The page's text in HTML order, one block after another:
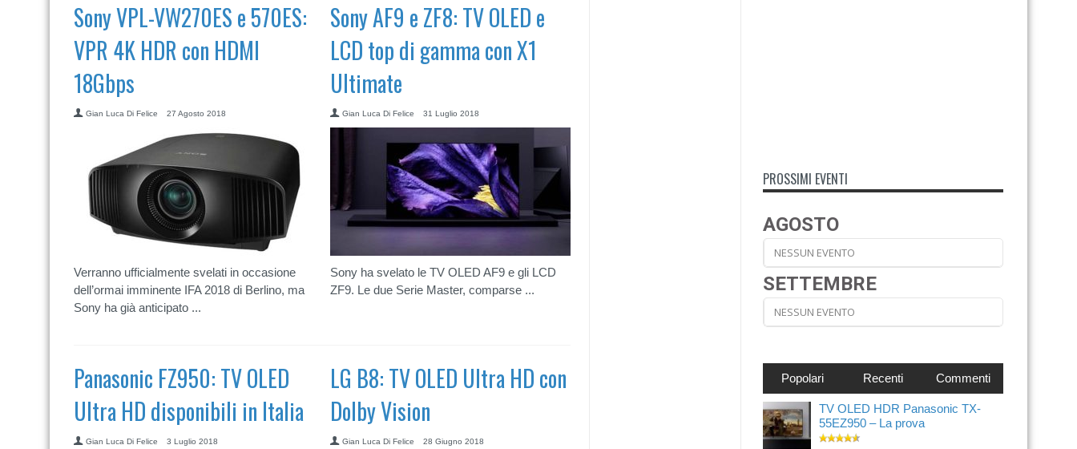
Sony VPL-VW270ES e 570ES:
VPR 4K HDR con HDMI
18Gbps
Gian Luca Di Felice 27 Agosto 2018
Verranno ufficialmente svelati in occasione
dell’ormai imminente IFA 2018 di Berlino, ma
Sony ha già anticipato ...
Sony AF9 e ZF8: TV OLED e
LCD top di gamma con X1
Ultimate
Gian Luca Di Felice 31 Luglio 2018
Sony ha svelato le TV OLED AF9 e gli LCD
ZF9. Le due Serie Master, comparse ...
Panasonic FZ950: TV OLED
Ultra HD disponibili in Italia
Gian Luca Di Felice 3 Luglio 2018
LG B8: TV OLED Ultra HD con
Dolby Vision
Gian Luca Di Felice 28 Giugno 2018
PROSSIMI EVENTI
AGOSTO
NESSUN EVENTO
SETTEMBRE
NESSUN EVENTO
Popolari Recenti Commenti
TV OLED HDR Panasonic TX-
55EZ950 – La prova